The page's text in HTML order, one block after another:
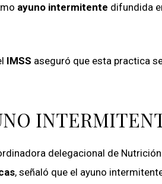
ayuno intermitente difundida
IMSS aseguró que esta practica
delegacional de
, señaló que el ayuno